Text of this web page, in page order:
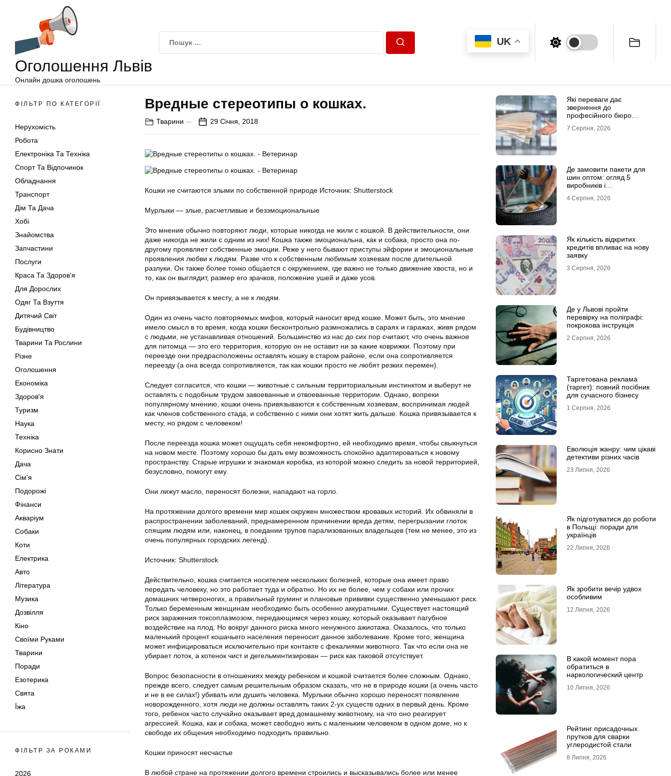
Оголошення Львів
Онлайн дошка оголошень
UK
ФІЛЬТР ПО КАТЕГОРІЇ
Нерухомість
Робота
Електроніка Та Техніка
Спорт Та Відпочинок
Обладнання
Транспорт
Дім Та Дача
Хобі
Знайомства
Запчастини
Послуги
Краса Та Здоров'я
Для Дорослих
Одяг Та Взуття
Дитячий Світ
Будівництво
Тварини Та Рослини
Різне
Оголошення
Економіка
Здоров'я
Туризм
Наука
Техніка
Корисно Знати
Дача
Сім'я
Подорожі
Фінанси
Акваріум
Собаки
Коти
Електрика
Авто
Література
Музика
Дозвілля
Кіно
Своїми Руками
Тварини
Поради
Езотерика
Свята
Їжа
ФІЛЬТР ЗА РОКАМИ
2026
Вредные стереотипы о кошках.
Тварини 29 Січня, 2018
Кошки не считаются злыми по собственной природе Источник: Shutterstock
Мурлыки — злые, расчетливые и безэмоциональные
Это мнение обычно повторяют люди, которые никогда не жили с кошкой. В действительности, они
даже никогда не жили с одним из них! Кошка также эмоциональна, как и собака, просто она по-
другому проявляет собственные эмоции. Реже у него бывают приступы эйфории и эмоциональные
проявления любви к людям. Разве что к собственным любимым хозяевам после длительной
разлуки. Он также более тонко общается с окружением, где важно не только движение хвоста, но и
то, как он выглядит, размер его зрачков, положение ушей и даже усов.
Он привязывается к месту, а не к людям.
Один из очень часто повторяемых мифов, который наносит вред кошке. Может быть, это мнение
имело смысл в то время, когда кошки бесконтрольно размножались в сараях и гаражах, живя рядом
с людьми, не устанавливая отношений. Большинство из нас до сих пор считают, что очень важное
для питомца — это его территория, которую он не оставит ни за какие коврижки. Поэтому при
переезде они предрасположены оставлять кошку в старом районе, если она сопротивляется
переезду (а она всегда сопротивляется, так как кошки просто не любят резких перемен).
Следует согласится, что кошки — животные с сильным территориальным инстинктом и выберут не
оставлять с подобным трудом завоеванные и отвоеванные территории. Однако, вопреки
популярному мнению, кошки очень привязываются к собственным хозяевам, воспринимая людей
как членов собственного стада, и собственно с ними они хотят жить дальше. Кошка привязывается к
месту, но рядом с человеком!
После переезда кошка может ощущать себя некомфортно, ей необходимо время, чтобы свыкнуться
на новом месте. Поэтому хорошо бы дать ему возможность спокойно адаптироваться к новому
пространству. Старые игрушки и знакомая коробка, из которой можно следить за новой территорией,
безусловно, помогут ему.
Они лижут масло, переносят болезни, нападают на горло.
На протяжении долгого времени мир кошек окружен множеством кровавых историй. Их обвиняли в
распространении заболеваний, преднамеренном причинении вреда детям, перегрызании глоток
спящим людям или, наконец, в поедании трупов парализованных владельцев (тем не менее, это из
очень популярных городских легенд).
Источник: Shutterstock
Действительно, кошка считается носителем нескольких болезней, которые она имеет право
передать человеку, но это работает туда и обратно. Но их не более, чем у собаки или прочих
домашних четвероногих, а правильный груминг и плановые прививки существенно уменьшают риск.
Только беременным женщинам необходимо быть особенно аккуратными. Существует настоящий
риск заражения токсоплазмозом, передающимся через кошку, который оказывает пагубное
воздействие на плод. Но вокруг данного риска много ненужного ажиотажа. Оказалось, что только
маленький процент кошачьего населения переносит данное заболевание. Кроме того, женщина
может инфицироваться исключительно при контакте с фекалиями животного. Так что если она не
убирает лоток, а котенок чист и дегельминтизирован — риск как таковой отсутствует.
Вопрос безопасности в отношениях между ребенком и кошкой считается более сложным. Однако,
прежде всего, следует самым решительным образом сказать, что не в природе кошки (а очень часто
и не в ее силах!) убивать или душить человека. Мурлыки обычно хорошо переносят появление
новорожденного, хотя люди не должны оставлять таких 2-ух существ одних в первый день. Кроме
того, ребенок часто случайно оказывает вред домашнему животному, на что оно реагирует
агрессией. Кошка, как и собака, может свободно жить с маленьким человеком в одном доме, но к
свободе их общения необходимо подходить правильно.
Кошки приносят несчастье
В любой стране на протяжении долгого времени строились и высказывались более или менее
Які переваги дає
звернення до
професійного бюро
7 Серпня, 2026
Де замовити пакети для
шин оптом: огляд 5
виробників і
4 Серпня, 2026
Як кількість відкритих
кредитів впливає на нову
заявку
3 Серпня, 2026
Де у Львові пройти
перевірку на поліграфі:
покрокова інструкція
2 Серпня, 2026
Таргетована реклама
(таргет): повний посібник
для сучасного бізнесу
1 Серпня, 2026
Еволюція жанру: чим цікаві
детективи різних часів
23 Липня, 2026
Як підготуватися до роботи
в Польщі: поради для
українців
22 Липня, 2026
Як зробити вечір удвох
особливим
12 Липня, 2026
В какой момент пора
обратиться в
наркологический центр
10 Липня, 2026
Рейтинг присадочных
прутков для сварки
углеродистой стали
8 Липня, 2026